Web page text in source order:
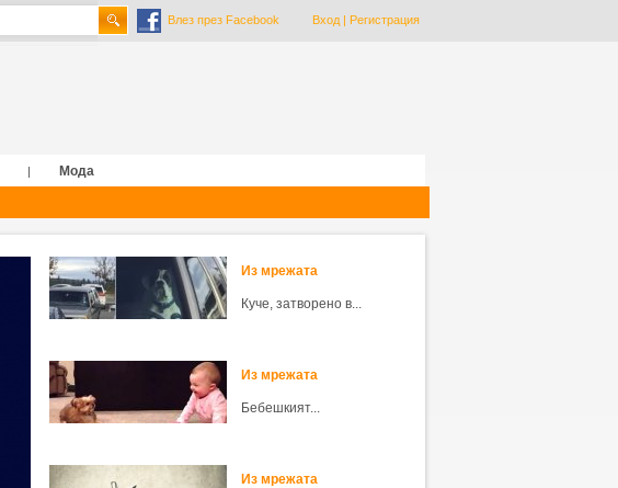
Влез през Facebook Вход| Регистрация
|
Мода
Из мрежата
Куче, затворено в...
Из мрежата
Бебешкият...
Из мрежата